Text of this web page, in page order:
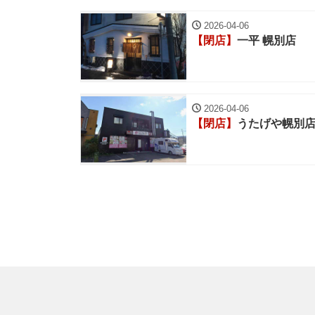
2026-04-06
【閉店】 一平 幌別店
2026-04-06
【閉店】 うたげや幌別店